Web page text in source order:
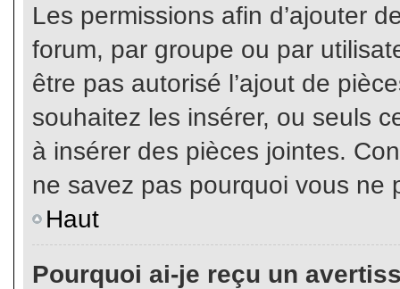
Les permissions afin d’ajouter
forum, par groupe ou par
être pas autorisé l’ajout de
souhaitez les insérer, ou seuls
à insérer des pièces jointes.
ne savez pas pourquoi vous ne
Haut
Pourquoi ai-je reçu un